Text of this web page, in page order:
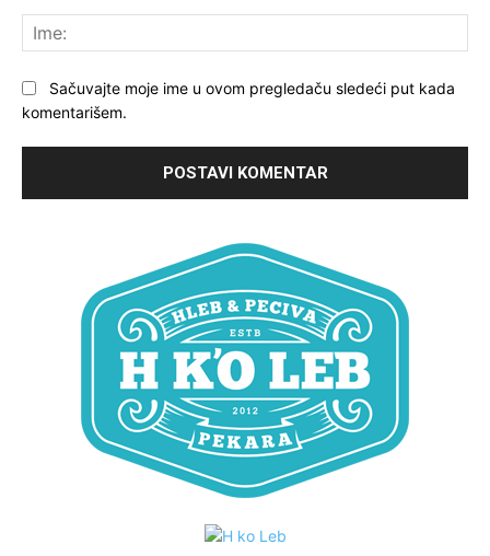
Sačuvajte moje ime u ovom pregledaču sledeći put kada
komentarišem.